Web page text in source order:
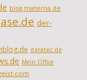
blog.materna.de
der-
iteratec.de
Mein Office